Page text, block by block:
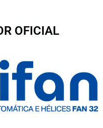
OFICIAL